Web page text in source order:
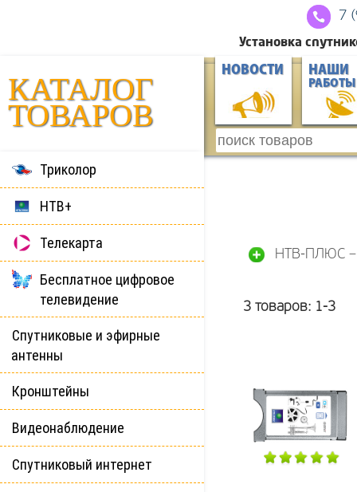
7
Установка
КАТАЛОГ
ТОВАРОВ
НОВОСТИ НАШИ
РАБОТЫ
Триколор
НТВ+
Телекарта
Бесплатное цифровое
телевидение
Спутниковые и эфирные
антенны
Кронштейны
Видеонаблюдение
Спутниковый интернет
НТВ-ПЛЮС –
3 товаров: 1-3